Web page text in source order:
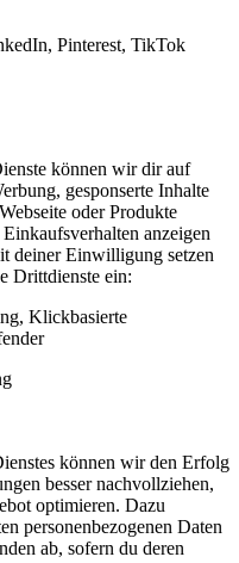
Pinterest, TikTok
können wir dir auf
gesponserte Inhalte
oder Produkte
anzeigen
deiner Einwilligung setzen
Drittdienste ein:
Klickbasierte
können wir den Erfolg
besser nachvollziehen,
optimieren. Dazu
personenbezogenen Daten
ab, sofern du deren